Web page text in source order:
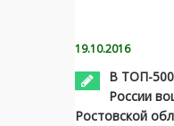
19.10.2016
В ТОП-
России
Ростовской